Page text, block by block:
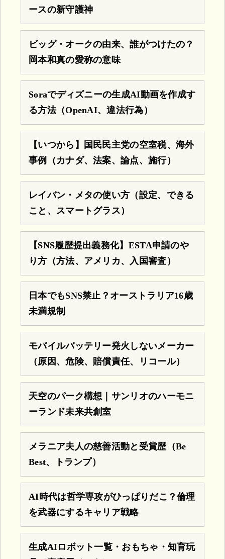
ースの新守護神
ビッグ・オークの由来、誰がつけたの？
岡本和真の愛称の意味
Soraでディズニーの生成AI動画を作成す
る方法（OpenAI、違法行為）
【いつから】国民民主党の空室税、海外
事例（カナダ、法案、論点、施行）
レイバン・メタの使い方（設定、できる
こと、スマートグラス）
【SNS履歴提出義務化】ESTA申請のや
り方（方法、アメリカ、入国審査）
日本でもSNS禁止？オーストラリア16歳
未満規制
モバイルバッテリー発火しないメーカー
（原因、危険、賠償責任、リコール）
天空のパーク構想｜サンリオのハーモニ
ーランド未来共創室
メラニア夫人の慈善活動と受賞歴（Be
Best、トランプ）
AI時代は哲学専攻がひっぱりだこ？倫理
を武器にするキャリア戦略
生成AIロボット一覧・おもちゃ・知育玩